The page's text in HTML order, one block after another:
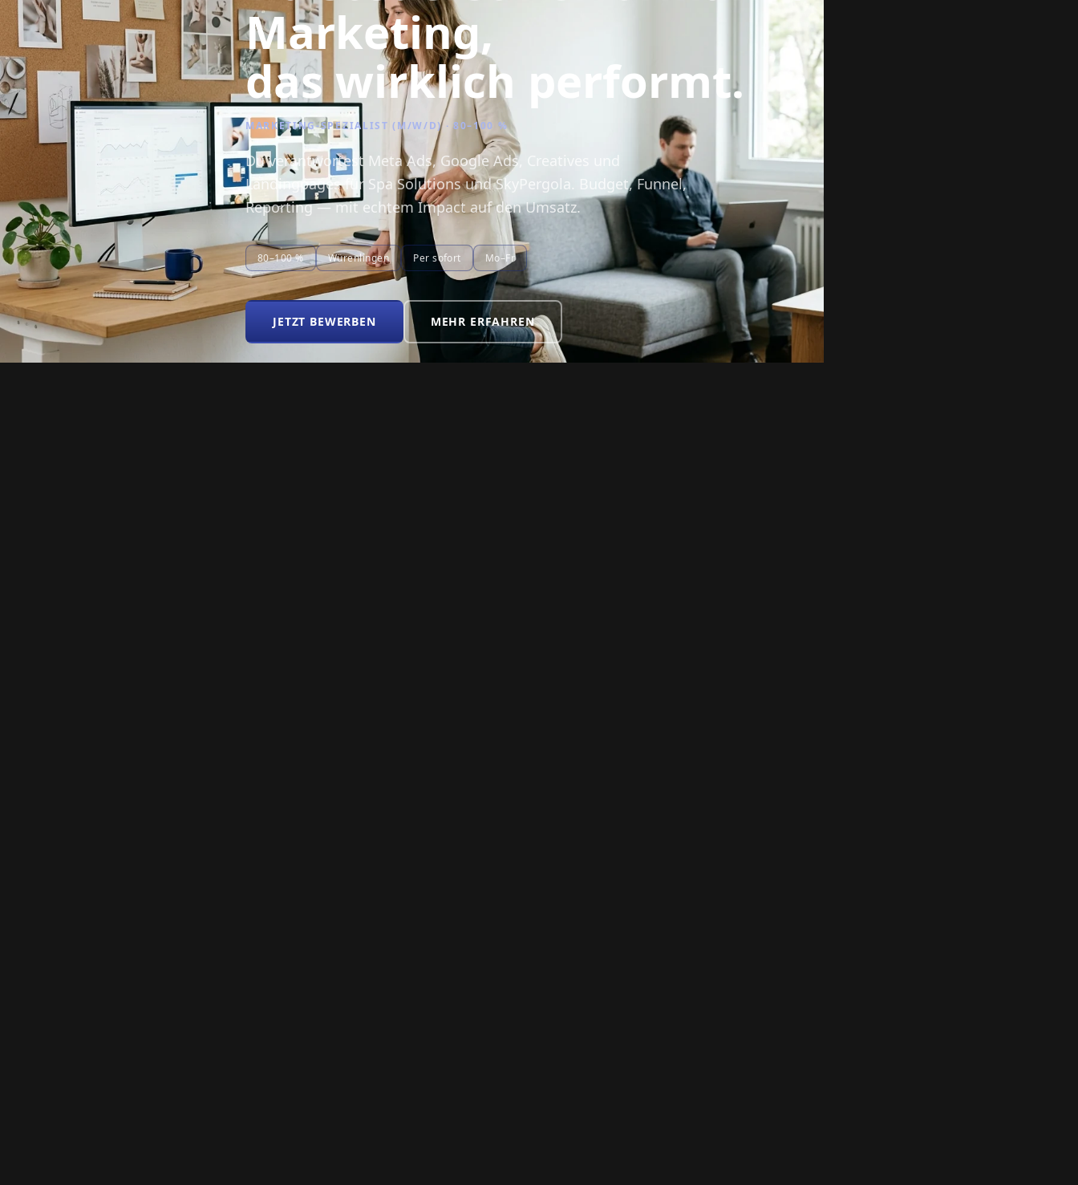
Marketing,
das wirklich performt.
MARKETING-SPEZIALIST (M/W/D) · 80–100 %
Du verantwortest Meta Ads, Google Ads, Creatives und
Landingpages für Spa Solutions und SkyPergola. Budget, Funnel,
Reporting — mit echtem Impact auf den Umsatz.
80–100 % Würenlingen Per sofort Mo–Fr
JETZT BEWERBEN MEHR ERFAHREN